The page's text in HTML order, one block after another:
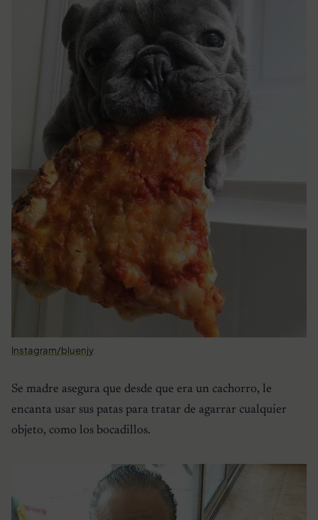
Instagram/bluenjy
Se madre asegura que desde que era un cachorro, le
encanta usar sus patas para tratar de agarrar cualquier
objeto, como los bocadillos.